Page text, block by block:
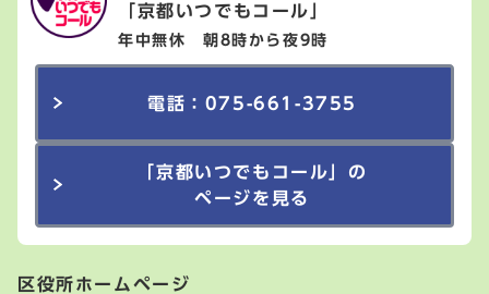
「京都いつでもコール」
年中無休 朝8時から夜9時
電話：075-661-3755
「京都いつでもコール」の
ページを見る
区役所ホームページ